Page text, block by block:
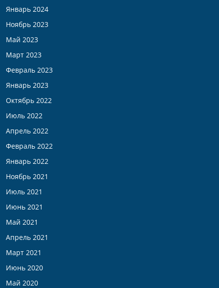
Январь 2024
Ноябрь 2023
Май 2023
Март 2023
Февраль 2023
Январь 2023
Октябрь 2022
Июль 2022
Апрель 2022
Февраль 2022
Январь 2022
Ноябрь 2021
Июль 2021
Июнь 2021
Май 2021
Апрель 2021
Март 2021
Июнь 2020
Май 2020